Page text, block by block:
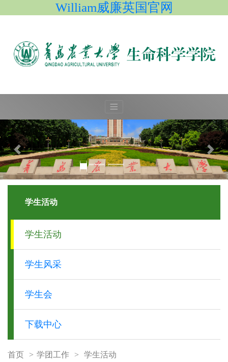
William威廉英国官网
学生活动
学生活动
学生风采
学生会
下载中心
首页 > 学团工作 > 学生活动